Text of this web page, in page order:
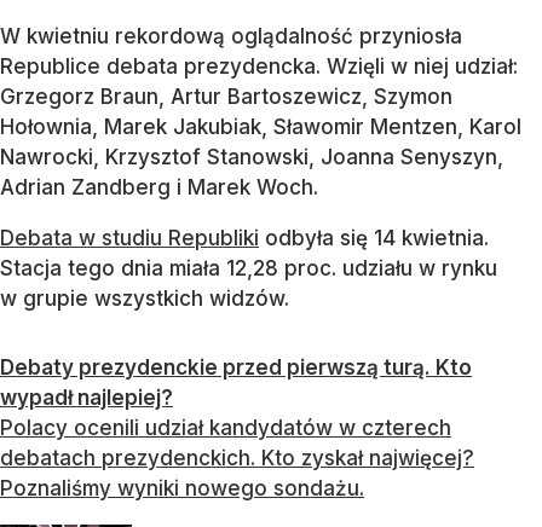
W kwietniu rekordową oglądalność przyniosła
Republice debata prezydencka. Wzięli w niej udział:
Grzegorz Braun, Artur Bartoszewicz, Szymon
Hołownia, Marek Jakubiak, Sławomir Mentzen, Karol
Nawrocki, Krzysztof Stanowski, Joanna Senyszyn,
Adrian Zandberg i Marek Woch.
Debata w studiu Republiki odbyła się 14 kwietnia.
Stacja tego dnia miała 12,28 proc. udziału w rynku
w grupie wszystkich widzów.
Debaty prezydenckie przed pierwszą turą. Kto
wypadł najlepiej?
Polacy ocenili udział kandydatów w czterech
debatach prezydenckich. Kto zyskał najwięcej?
Poznaliśmy wyniki nowego sondażu.